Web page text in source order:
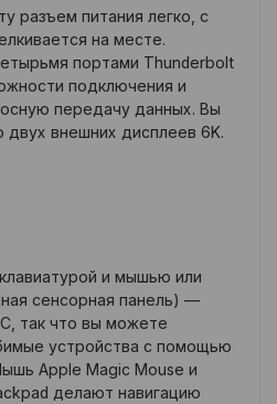
разъем питания легко, с
на месте.
портами Thunderbolt
подключения и
передачу данных. Вы
внешних дисплеев 6K.
и мышью или
сенсорная панель) —
так что вы можете
устройства с помощью
Apple Magic Mouse и
делают навигацию